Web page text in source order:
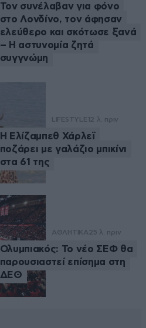
Τον συνέλαβαν για φόνο
στο Λονδίνο, τον άφησαν
ελεύθερο και σκότωσε ξανά
– Η αστυνομία ζητά
συγγνώμη
LIFESTYLE 12 λ. πριν
Η Ελίζαμπεθ Χάρλεϊ
ποζάρει με γαλάζιο μπικίνι
στα 61 της
ΑΘΛΗΤΙΚΑ25 λ. πριν
Ολυμπιακός: Το νέο ΣΕΦ θα
παρουσιαστεί επίσημα στη
ΔΕΘ